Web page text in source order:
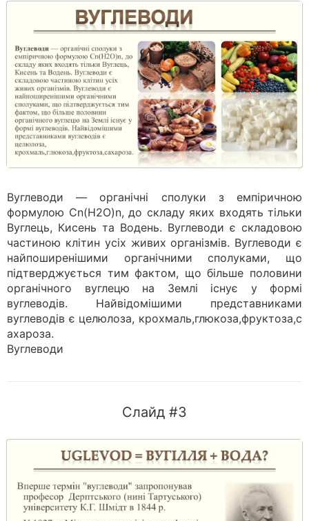
Вуглеводи — органічні сполуки з емпіричною
формулою Cn(H2O)n, до складу яких входять тільки
Вуглець, Кисень та Водень. Вуглеводи є складовою
частиною клітин усіх живих організмів. Вуглеводи є
найпоширенішими органічними сполуками, що
підтверджується тим фактом, що більше половини
органічного вуглецю на Землі існує у формі
вуглеводів. Найвідомішими представниками
вуглеводів є целюлоза, к​р​о​х​м​а​л​ь​,​г​л​ю​к​о​з​а​,​ф​р​у​к​т​о​з​а​,​с​
а​х​а​р​о​з​а​.
Вуглеводи
Слайд #3